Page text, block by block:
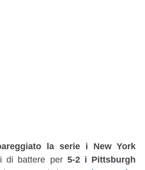
la serie i New York
di battere per 5-2 i Pittsburgh